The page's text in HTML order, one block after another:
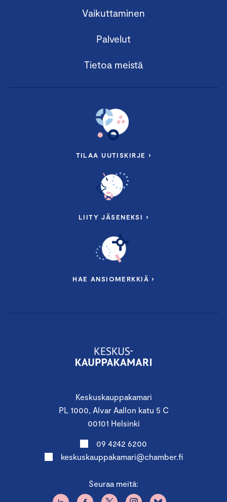
Keskuskauppakamari
PL 1000, Alvar Aallon katu 5 C
00101 Helsinki
09 4242 6200
keskuskauppakamari@chamber.fi
Seuraa meitä:
Vaikuttaminen
Palvelut
Tietoa meistä
TILAA UUTISKIRJE ›
LIITY JÄSENEKSI ›
HAE ANSIOMERKKIÄ ›